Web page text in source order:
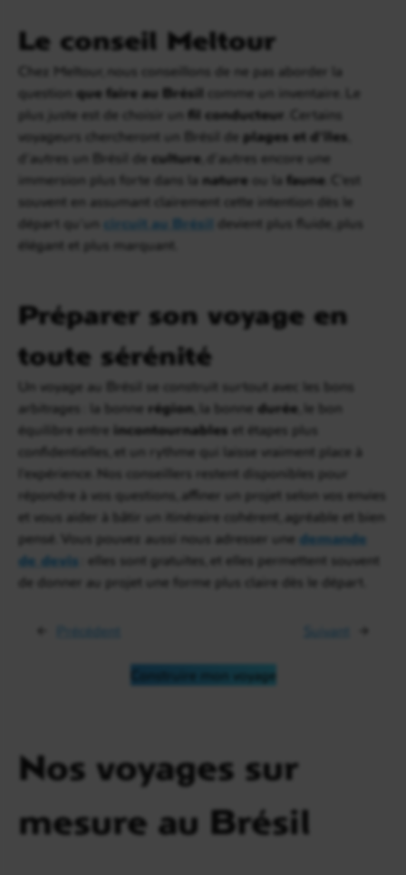
Le conseil Meltour
Chez Meltour, nous conseillons de ne pas aborder la
question que faire au Brésil comme un inventaire. Le
plus juste est de choisir un fil conducteur . Certains
voyageurs chercheront un Brésil de plages et d’îles
d’autres un Brésil de culture , d’autres encore une
immersion plus forte dans la nature ou la faune . C’est
souvent en assumant clairement cette intention dès le
départ qu’un circuit au Brésil
devient plus fluide, plus
élégant et plus marquant.
Préparer son voyage en
toute sérénité
Un voyage au Brésil se construit surtout avec les bons
arbitrages : la bonne région , la bonne durée , le bon
équilibre entre incontournables et étapes plus
confidentielles, et un rythme qui laisse vraiment place à
l’expérience. Nos conseillers restent disponibles pour
répondre à vos questions, affiner un projet selon vos envies
et vous aider à bâtir un itinéraire cohérent, agréable et bien
pensé. Vous pouvez aussi nous adresser une demande
de devis : elles sont gratuites, et elles permettent souvent
de donner au projet une forme plus claire dès le départ.
← Suivant →
Construire mon voyage
Nos voyages sur
mesure au Brésil